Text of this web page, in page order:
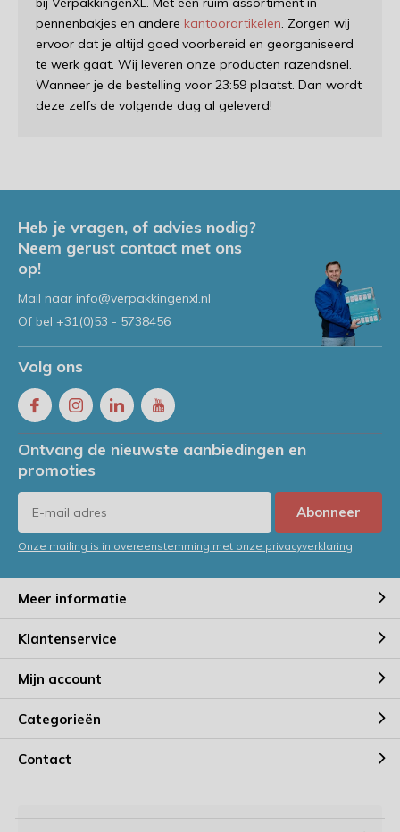
pennenbakjes en andere kantoorartikelen. Zorgen wij
ervoor dat je altijd goed voorbereid en georganiseerd
te werk gaat. Wij leveren onze producten razendsnel.
Wanneer je de bestelling voor 23:59 plaatst. Dan wordt
deze zelfs de volgende dag al geleverd!
Heb je vragen, of advies nodig?
Neem gerust contact met ons
op!
Mail naar info@verpakkingenxl.nl
Of bel +31(0)53 - 5738456
Volg ons
Ontvang de nieuwste aanbiedingen en
promoties
Abonneer
Onze mailing is in overeenstemming met onze privacyverklaring
Meer informatie
Klantenservice
Mijn account
Categorieën
Contact